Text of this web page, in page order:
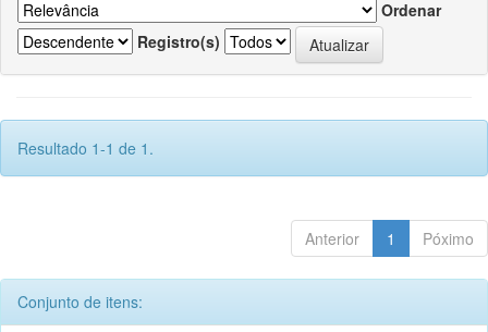
Ordenar
Registro(s)
Resultado 1-1 de 1.
Anterior 1 Póximo
Conjunto de itens: